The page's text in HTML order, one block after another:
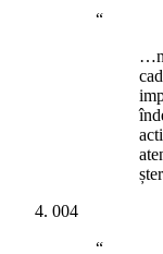
“
004
“